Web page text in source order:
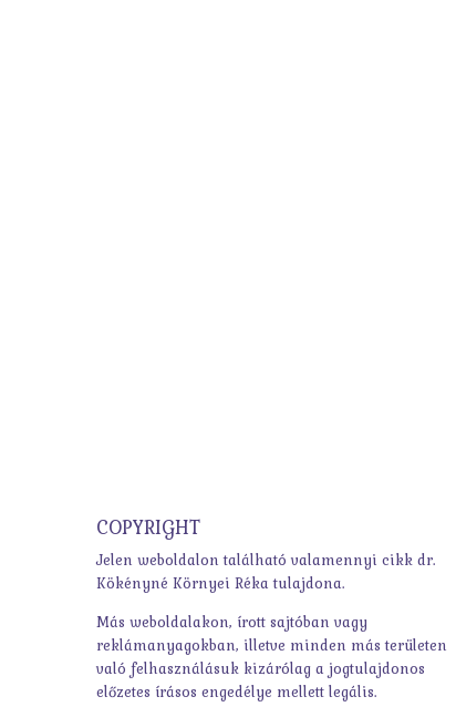
COPYRIGHT
Jelen weboldalon található valamennyi cikk dr.
Kökényné Környei Réka tulajdona.
Más weboldalakon, írott sajtóban vagy
reklámanyagokban, illetve minden más területen
való felhasználásuk kizárólag a jogtulajdonos
előzetes írásos engedélye mellett legális.